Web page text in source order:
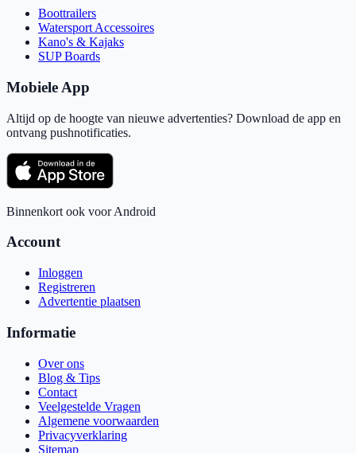
Boottrailers
Watersport Accessoires
Kano's & Kajaks
SUP Boards
Mobiele App
Altijd op de hoogte van nieuwe advertenties? Download de app en
ontvang pushnotificaties.
Binnenkort ook voor Android
Account
Inloggen
Registreren
Advertentie plaatsen
Informatie
Over ons
Blog & Tips
Contact
Veelgestelde Vragen
Algemene voorwaarden
Privacyverklaring
Sitemap